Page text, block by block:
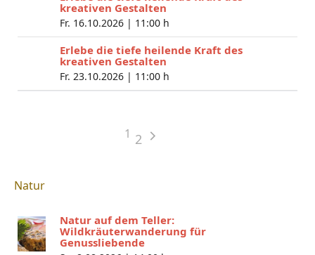
kreativen Gestalten
Fr. 16.10.2026 | 11:00 h
Erlebe die tiefe heilende Kraft des
kreativen Gestalten
Fr. 23.10.2026 | 11:00 h
1 2
Natur
Natur auf dem Teller:
Wildkräuterwanderung für
Genussliebende